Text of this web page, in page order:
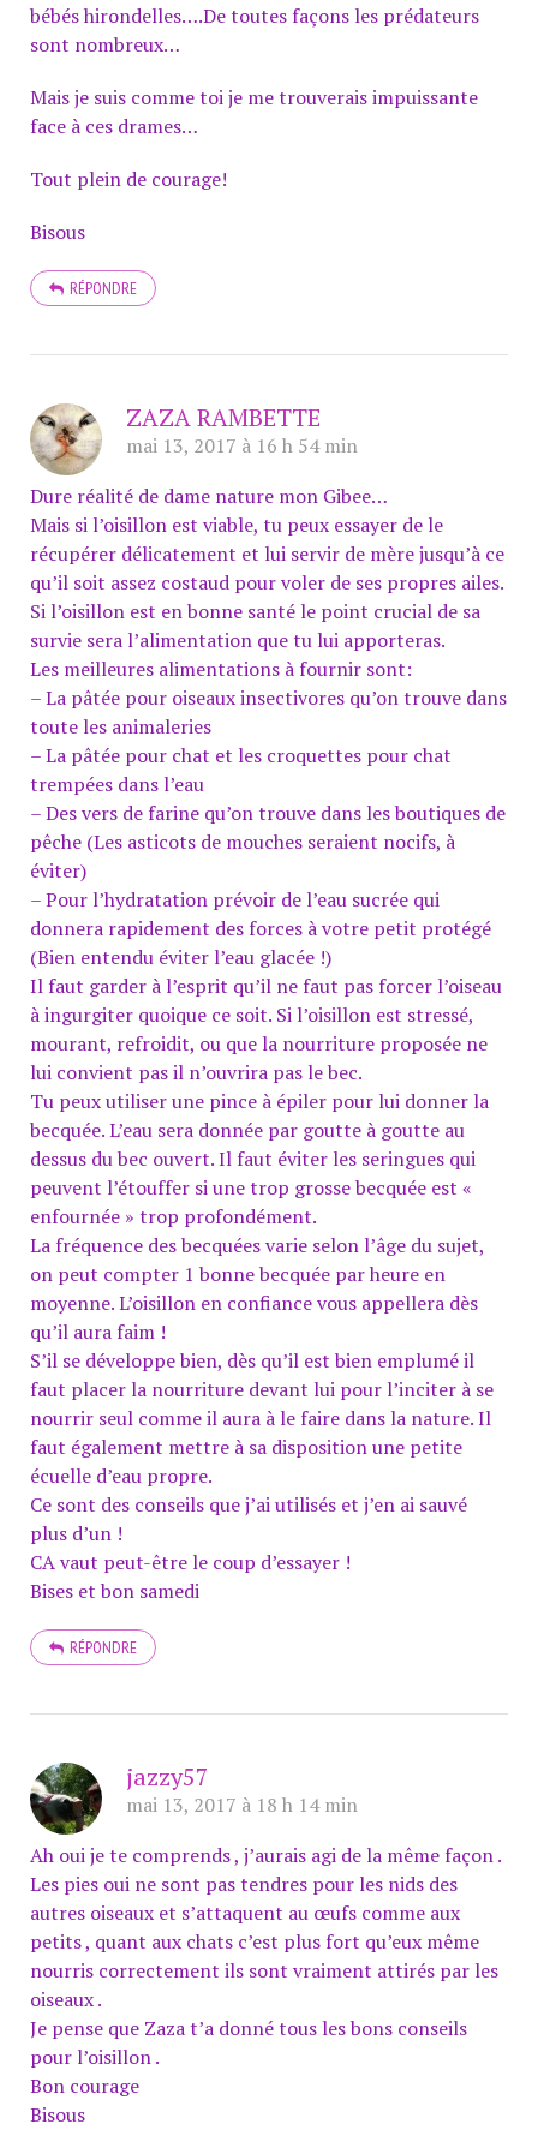
bébés hirondelles….De toutes façons les prédateurs
sont nombreux…
Mais je suis comme toi je me trouverais impuissante
face à ces drames…
Tout plein de courage!
Bisous
RÉPONDRE
ZAZA RAMBETTE
mai 13, 2017 à 16 h 54 min
Dure réalité de dame nature mon Gibee…
Mais si l’oisillon est viable, tu peux essayer de le
récupérer délicatement et lui servir de mère jusqu’à ce
qu’il soit assez costaud pour voler de ses propres ailes.
Si l’oisillon est en bonne santé le point crucial de sa
survie sera l’alimentation que tu lui apporteras.
Les meilleures alimentations à fournir sont:
– La pâtée pour oiseaux insectivores qu’on trouve dans
toute les animaleries
– La pâtée pour chat et les croquettes pour chat
trempées dans l’eau
– Des vers de farine qu’on trouve dans les boutiques de
pêche (Les asticots de mouches seraient nocifs, à
éviter)
– Pour l’hydratation prévoir de l’eau sucrée qui
donnera rapidement des forces à votre petit protégé
(Bien entendu éviter l’eau glacée !)
Il faut garder à l’esprit qu’il ne faut pas forcer l’oiseau
à ingurgiter quoique ce soit. Si l’oisillon est stressé,
mourant, refroidit, ou que la nourriture proposée ne
lui convient pas il n’ouvrira pas le bec.
Tu peux utiliser une pince à épiler pour lui donner la
becquée. L’eau sera donnée par goutte à goutte au
dessus du bec ouvert. Il faut éviter les seringues qui
peuvent l’étouffer si une trop grosse becquée est «
enfournée » trop profondément.
La fréquence des becquées varie selon l’âge du sujet,
on peut compter 1 bonne becquée par heure en
moyenne. L’oisillon en confiance vous appellera dès
qu’il aura faim !
S’il se développe bien, dès qu’il est bien emplumé il
faut placer la nourriture devant lui pour l’inciter à se
nourrir seul comme il aura à le faire dans la nature. Il
faut également mettre à sa disposition une petite
écuelle d’eau propre.
Ce sont des conseils que j’ai utilisés et j’en ai sauvé
plus d’un !
CA vaut peut-être le coup d’essayer !
Bises et bon samedi
RÉPONDRE
jazzy57
mai 13, 2017 à 18 h 14 min
Ah oui je te comprends , j’aurais agi de la même façon .
Les pies oui ne sont pas tendres pour les nids des
autres oiseaux et s’attaquent au œufs comme aux
petits , quant aux chats c’est plus fort qu’eux même
nourris correctement ils sont vraiment attirés par les
oiseaux .
Je pense que Zaza t’a donné tous les bons conseils
pour l’oisillon .
Bon courage
Bisous